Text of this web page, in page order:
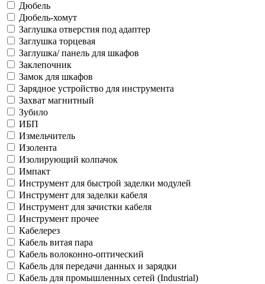
Дюбель
Дюбель-хомут
Заглушка отверстия под адаптер
Заглушка торцевая
Заглушка/ панель для шкафов
Заклепочник
Замок для шкафов
Зарядное устройство для инструмента
Захват магнитный
Зубило
ИБП
Измельчитель
Изолента
Изолирующий колпачок
Импакт
Инструмент для быстрой заделки модулей
Инструмент для заделки кабеля
Инструмент для зачистки кабеля
Инструмент прочее
Кабелерез
Кабель витая пара
Кабель волоконно-оптический
Кабель для передачи данных и зарядки
Кабель для промышленных сетей (Industrial)